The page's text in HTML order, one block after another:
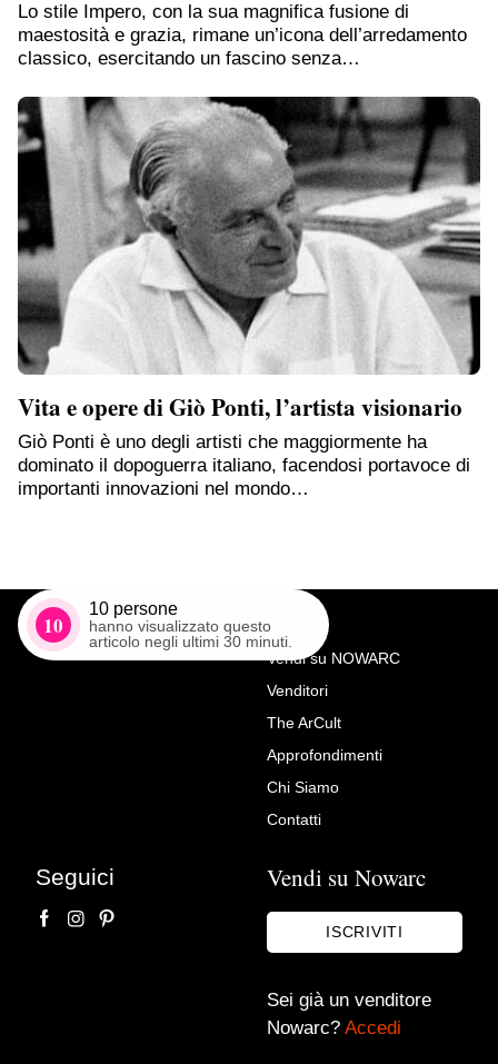
Lo stile Impero, con la sua magnifica fusione di
maestosità e grazia, rimane un’icona dell’arredamento
classico, esercitando un fascino senza…
Vita e opere di Giò Ponti, l’artista visionario
Giò Ponti è uno degli artisti che maggiormente ha
dominato il dopoguerra italiano, facendosi portavoce di
importanti innovazioni nel mondo…
10
10 persone
hanno visualizzato questo
articolo negli ultimi 30 minuti.
Richiedi Maggiori Info su
Lampadario a sospensione in
ceramica di Bassano, vetro e
ottone, 3 luci, anni ’50
Vendi su NOWARC
Venditori
The ArCult
Approfondimenti
Chi Siamo
Contatti
Seguici Vendi su Nowarc
ISCRIVITI
Sei già un venditore
Nowarc? Accedi